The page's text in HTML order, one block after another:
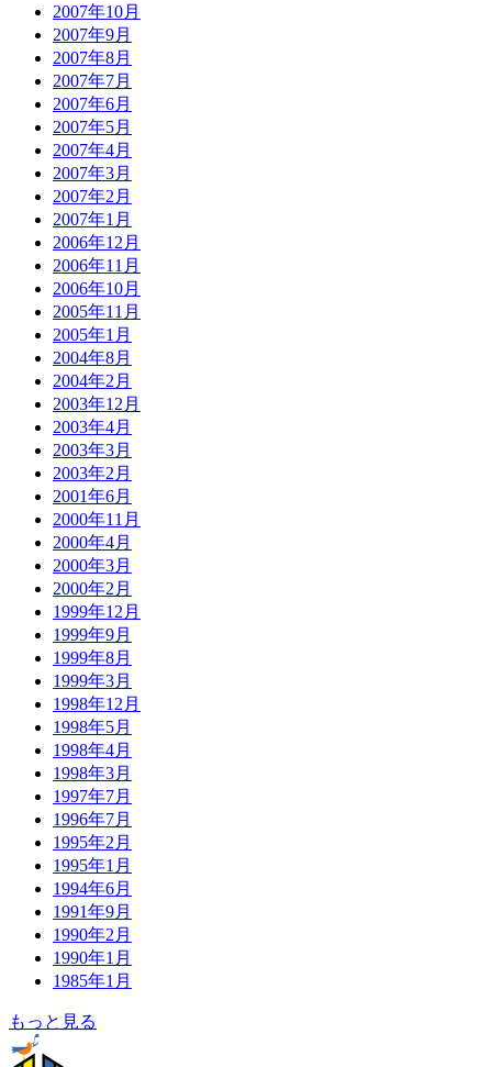
2007年10月
2007年9月
2007年8月
2007年7月
2007年6月
2007年5月
2007年4月
2007年3月
2007年2月
2007年1月
2006年12月
2006年11月
2006年10月
2005年11月
2005年1月
2004年8月
2004年2月
2003年12月
2003年4月
2003年3月
2003年2月
2001年6月
2000年11月
2000年4月
2000年3月
2000年2月
1999年12月
1999年9月
1999年8月
1999年3月
1998年12月
1998年5月
1998年4月
1998年3月
1997年7月
1996年7月
1995年2月
1995年1月
1994年6月
1991年9月
1990年2月
1990年1月
1985年1月
もっと見る